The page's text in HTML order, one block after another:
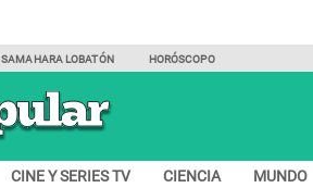
SAMAHARA LOBATÓN HORÓSCOPO
CINE Y SERIES TV CIENCIA MUNDO